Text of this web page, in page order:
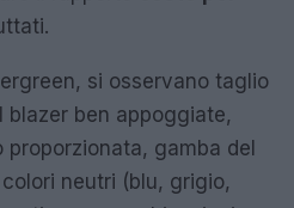
si osservano taglio
blazer ben appoggiate,
gamba del
neutri (blu, grigio,